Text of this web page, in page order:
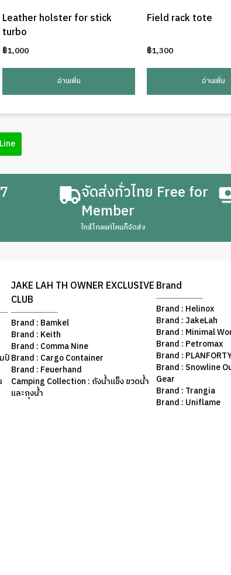
Leather holster for stick
turbo
฿1,000
อ่านเพิ่ม
Field rack tote
฿1,300
อ่านเพิ่ม
Line
จัดส่งทั่วไทย Free for
Member
ใกล้ไกลแค่ไหนก็จัดส่ง
ป์
JAKE LAH TH OWNER EXCLUSIVE
CLUB
Brand : Bamkel
Brand : Keith
Brand : Comma Nine
Brand : Cargo Container
Brand : Feuerhand
Camping Collection : ถังน้ำแข็ง ขวดน้ำ
และถุงน้ำ
Brand
Brand : Helinox
Brand : JakeLah
Brand : Minimal
Brand : Petromax
Brand :
Brand : Snowline
Gear
Brand : Trangia
Brand : Uniflame